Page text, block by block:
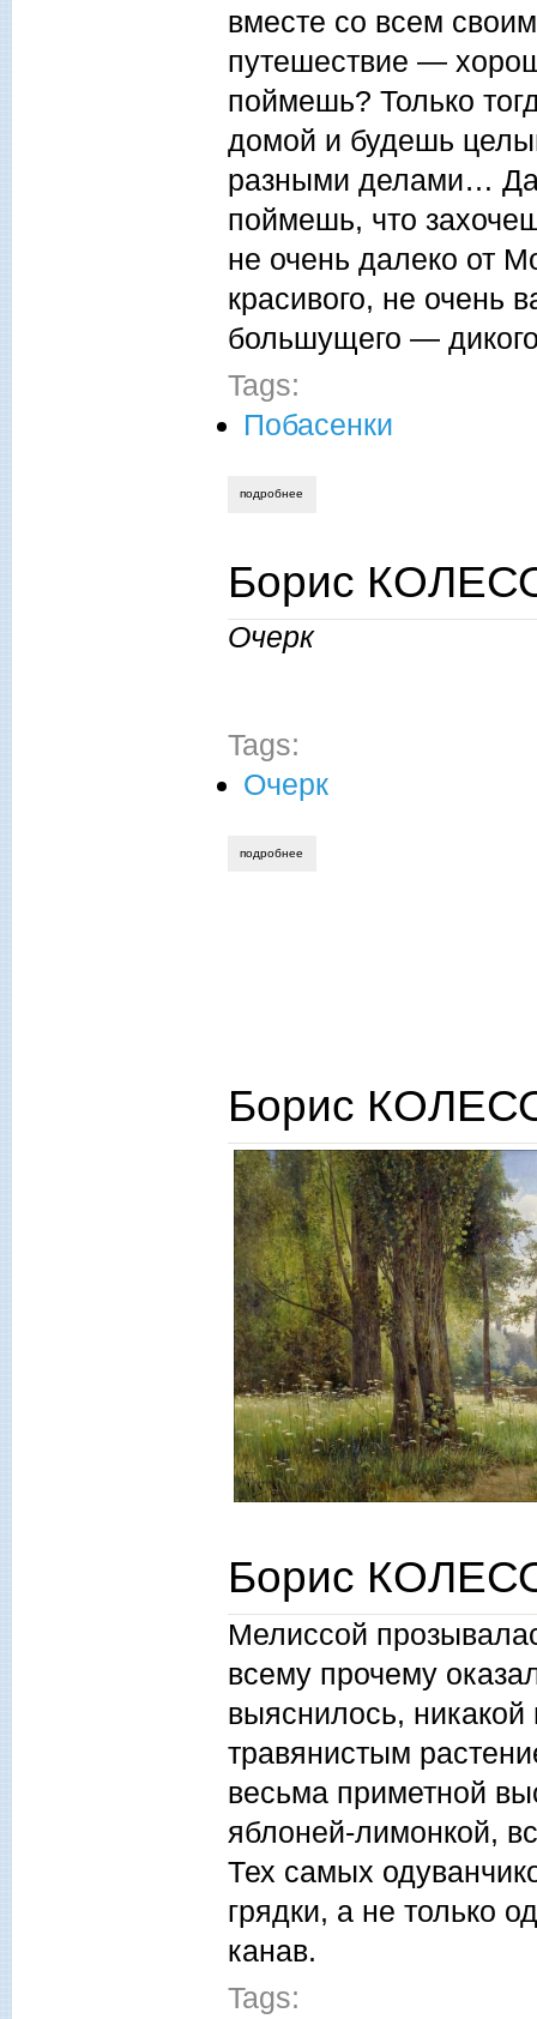
вместе со всем
путешествие —
поймешь? Только
домой и будешь
разными делами…
поймешь, что
не очень далеко от
красивого, не очень
большущего —
Tags:
Побасенки
подробнее
Борис
Очерк
Tags:
Очерк
подробнее
Борис
Борис
Мелиссой
всему прочему
выяснилось, никакой
травянистым
весьма приметной
яблоней-лимонкой,
Тех самых
грядки, а не только
канав.
Tags: